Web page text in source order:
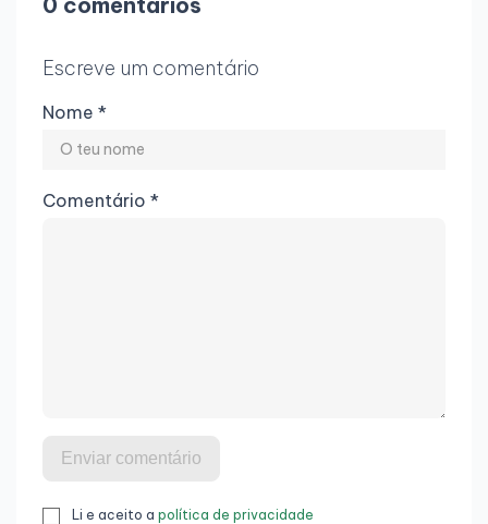
Escreve um comentário
Nome *
Comentário *
Enviar comentário
Li e aceito a política de privacidade